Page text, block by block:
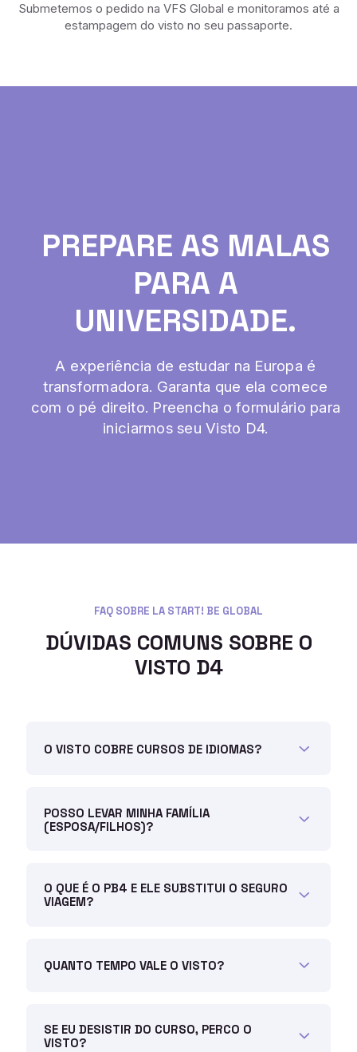
Submetemos o pedido na VFS Global e monitoramos até a
estampagem do visto no seu passaporte.
PREPARE AS MALAS
PARA A
UNIVERSIDADE.
A experiência de estudar na Europa é
transformadora. Garanta que ela comece
com o pé direito. Preencha o formulário para
iniciarmos seu Visto D4.
FAQ SOBRE LA START! BE GLOBAL
DÚVIDAS COMUNS SOBRE O
VISTO D4
O VISTO COBRE CURSOS DE IDIOMAS?
POSSO LEVAR MINHA FAMÍLIA
(ESPOSA/FILHOS)?
O QUE É O PB4 E ELE SUBSTITUI O SEGURO
VIAGEM?
QUANTO TEMPO VALE O VISTO?
SE EU DESISTIR DO CURSO, PERCO O
VISTO?